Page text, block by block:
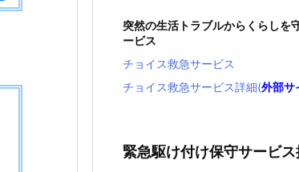
突然の生活トラブルからくらしを
ービス
チョイス救急サービス
チョイス救急サービス詳細(外部サ
緊急駆け付け保守サービ